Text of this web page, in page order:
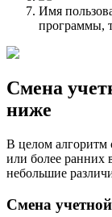
Имя
программы,
Смена
ниже
В целом алгоритм
или более ранних
небольшие
Смена